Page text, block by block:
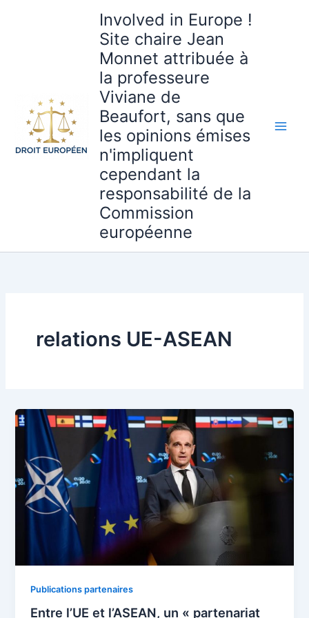
Involved in Europe !
Site chaire Jean
Monnet attribuée à
la professeure
Viviane de
Beaufort, sans que
les opinions émises
n'impliquent
cependant la
responsabilité de la
Commission
européenne
relations UE-ASEAN
Publications partenaires
Entre l’UE et l’ASEAN, un « partenariat